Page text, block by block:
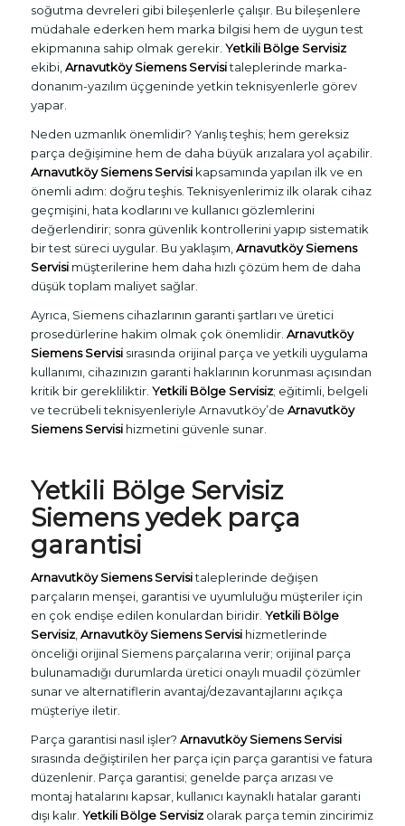
soğutma devreleri gibi bileşenlerle çalışır. Bu bileşenlere
müdahale ederken hem marka bilgisi hem de uygun test
ekipmanına sahip olmak gerekir. Yetkili Bölge Servisiz
ekibi,Arnavutköy Siemens Servisitaleplerinde marka-
donanım-yazılım üçgeninde yetkin teknisyenlerle görev
yapar.
Neden uzmanlık önemlidir? Yanlış teşhis; hem gereksiz
parça değişimine hem de daha büyük arızalara yol açabilir.
Arnavutköy Siemens Servisikapsamında yapılan ilk ve en
önemli adım: doğru teşhis. Teknisyenlerimiz ilk olarak cihaz
geçmişini, hata kodlarını ve kullanıcı gözlemlerini
değerlendirir; sonra güvenlik kontrollerini yapıp sistematik
bir test süreci uygular. Bu yaklaşım,Arnavutköy Siemens
Servisimüşterilerine hem daha hızlı çözüm hem de daha
düşük toplam maliyet sağlar.
Ayrıca, Siemens cihazlarının garanti şartları ve üretici
prosedürlerine hakim olmak çok önemlidir. Arnavutköy
Siemens Servisisırasında orijinal parça ve yetkili uygulama
kullanımı, cihazınızın garanti haklarının korunması açısından
kritik bir gerekliliktir. Yetkili Bölge Servisiz; eğitimli, belgeli
ve tecrübeli teknisyenleriyle Arnavutköy’de Arnavutköy
Siemens Servisihizmetini güvenle sunar.
Yetkili Bölge Servisiz
Siemens yedek parça
garantisi
Arnavutköy Siemens Servisitaleplerinde değişen
parçaların menşei, garantisi ve uyumluluğu müşteriler için
en çok endişe edilen konulardan biridir. Yetkili Bölge
Servisiz,Arnavutköy Siemens Servisihizmetlerinde
önceliği orijinal Siemens parçalarına verir; orijinal parça
bulunamadığı durumlarda üretici onaylı muadil çözümler
sunar ve alternatiflerin avantaj/dezavantajlarını açıkça
müşteriye iletir.
Parça garantisi nasıl işler? Arnavutköy Siemens Servisi
sırasında değiştirilen her parça için parça garantisi ve fatura
düzenlenir. Parça garantisi; genelde parça arızası ve
montaj hatalarını kapsar, kullanıcı kaynaklı hatalar garanti
dışı kalır. Yetkili Bölge Servisizolarak parça temin zincirimiz